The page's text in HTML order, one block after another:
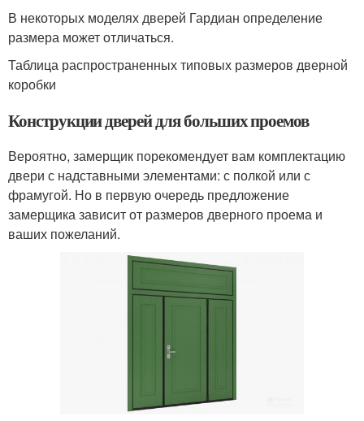
В некоторых моделях дверей Гардиан определение
размера может отличаться.
Таблица распространенных типовых размеров дверной
коробки
Конструкции дверей для больших проемов
Вероятно, замерщик порекомендует вам комплектацию
двери с надставными элементами: с полкой или с
фрамугой. Но в первую очередь предложение
замерщика зависит от размеров дверного проема и
ваших пожеланий.